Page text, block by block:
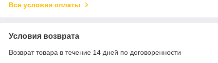
Все условия оплаты
Условия возврата
Возврат товара в течение 14 дней по договоренности